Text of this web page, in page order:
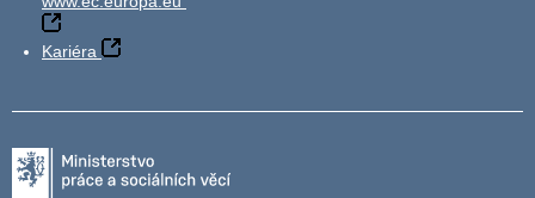
Kariéra